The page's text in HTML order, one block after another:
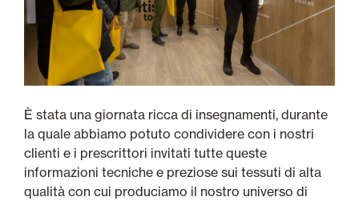
È stata una giornata ricca di insegnamenti, durante
la quale abbiamo potuto condividere con i nostri
clienti e i prescrittori invitati tutte queste
informazioni tecniche e preziose sui tessuti di alta
qualità con cui produciamo il nostro universo di